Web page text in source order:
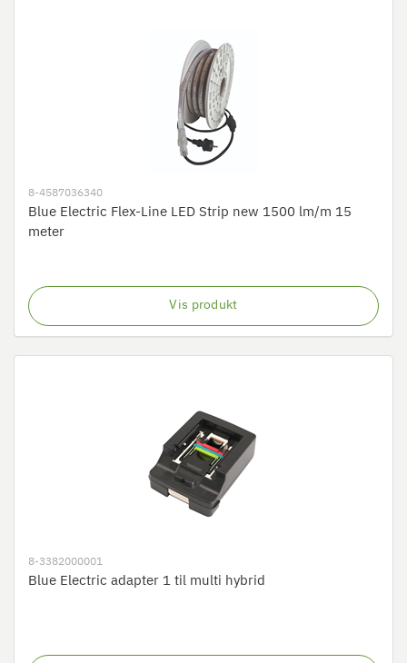
8-4587036340
Blue Electric Flex-Line LED Strip new 1500 lm/m 15
meter
Vis produkt
8-3382000001
Blue Electric adapter 1 til multi hybrid